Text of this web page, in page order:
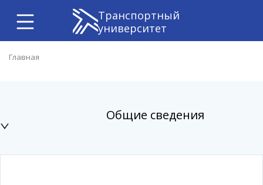
Транспортный
университет
Главная
Общие сведения